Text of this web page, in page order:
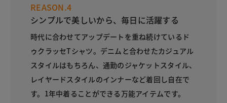
REASON.4
シンプルで美しいから、毎日に活躍する
時代に合わせてアップデートを重ね続けているド
ゥクラッセTシャツ。デニムと合わせたカジュアル
スタイルはもちろん、通勤のジャケットスタイル、
レイヤードスタイルのインナーなど着回し自在で
す。1年中着ることができる万能アイテムです。